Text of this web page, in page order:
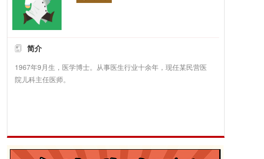
简介
1967年9月生，医学博士。从事医生行业十余年，现任某民营医
院儿科主任医师。